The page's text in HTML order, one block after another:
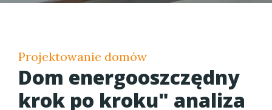
Projektowanie domów
Dom energooszczędny
krok po kroku" analiza